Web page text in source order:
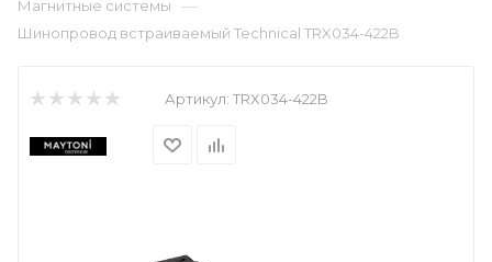
Магнитные системы —
Шинопровод встраиваемый Technical TRX034-422B
Артикул: TRX034-422B